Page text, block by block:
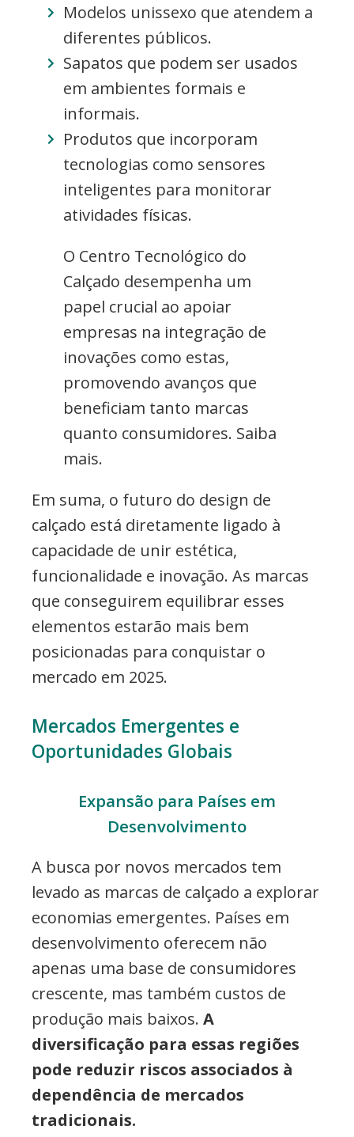
Modelos unissexo que atendem a
diferentes públicos.
Sapatos que podem ser usados
em ambientes formais e
informais.
Produtos que incorporam
tecnologias como sensores
inteligentes para monitorar
atividades físicas.
O Centro Tecnológico do
Calçado desempenha um
papel crucial ao apoiar
empresas na integração de
inovações como estas,
promovendo avanços que
beneficiam tanto marcas
quanto consumidores. Saiba
mais.
Em suma, o futuro do design de
calçado está diretamente ligado à
capacidade de unir estética,
funcionalidade e inovação. As marcas
que conseguirem equilibrar esses
elementos estarão mais bem
posicionadas para conquistar o
mercado em 2025.
Mercados Emergentes e
Oportunidades Globais
Expansão para Países em
Desenvolvimento
A busca por novos mercados tem
levado as marcas de calçado a explorar
economias emergentes. Países em
desenvolvimento oferecem não
apenas uma base de consumidores
crescente, mas também custos de
produção mais baixos. A
diversificação para essas regiões
pode reduzir riscos associados à
dependência de mercados
tradicionais.